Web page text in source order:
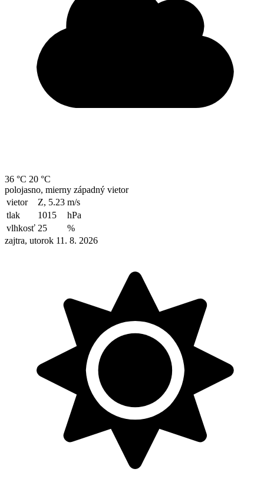
36 °C 20 °C
polojasno, mierny západný vietor
vietor
Z, 5.23 m/s
tlak
1015
hPa
vlhkosť 25
%
zajtra, utorok 11. 8. 2026